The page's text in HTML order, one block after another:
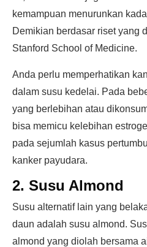
kemampuan menurunkan
Demikian berdasar riset yang
Stanford School of Medicine.
Anda perlu memperhatikan
dalam susu kedelai. Pada
yang berlebihan atau
bisa memicu kelebihan
pada sejumlah kasus
kanker payudara.
2. Susu Almond
Susu alternatif lain yang
daun adalah susu almond.
almond yang diolah bersama